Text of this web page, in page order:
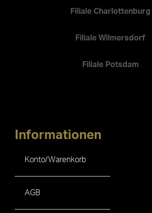
Filiale Charlottenburg
Filiale Wilmersdorf
Filiale Potsdam
Informationen
Konto/Warenkorb
AGB